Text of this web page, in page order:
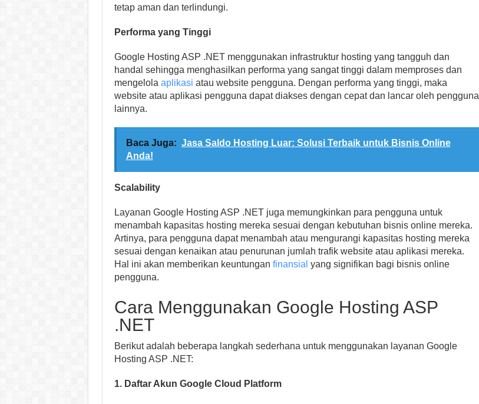
tetap aman dan terlindungi.
Performa yang Tinggi
Google Hosting ASP .NET menggunakan infrastruktur hosting yang tangguh dan
handal sehingga menghasilkan performa yang sangat tinggi dalam memproses dan
mengelola aplikasi atau website pengguna. Dengan performa yang tinggi, maka
website atau aplikasi pengguna dapat diakses dengan cepat dan lancar oleh pengguna
lainnya.
Baca Juga: Jasa Saldo Hosting Luar: Solusi Terbaik untuk Bisnis Online
Anda!
Scalability
Layanan Google Hosting ASP .NET juga memungkinkan para pengguna untuk
menambah kapasitas hosting mereka sesuai dengan kebutuhan bisnis online mereka.
Artinya, para pengguna dapat menambah atau mengurangi kapasitas hosting mereka
sesuai dengan kenaikan atau penurunan jumlah trafik website atau aplikasi mereka.
Hal ini akan memberikan keuntungan finansial yang signifikan bagi bisnis online
pengguna.
Cara Menggunakan Google Hosting ASP
.NET
Berikut adalah beberapa langkah sederhana untuk menggunakan layanan Google
Hosting ASP .NET:
1. Daftar Akun Google Cloud Platform